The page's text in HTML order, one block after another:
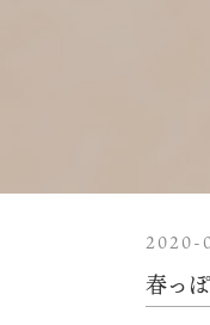
2020-
春っ